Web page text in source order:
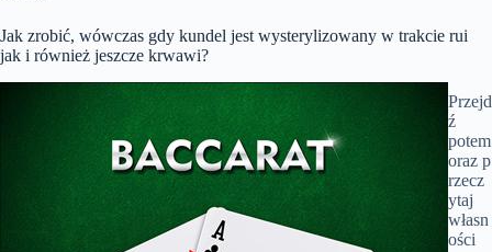
Jak zrobić, wówczas gdy kundel jest wysterylizowany w trakcie rui
jak i również jeszcze krwawi?
Przejd
ź
potem
oraz p
rzecz
ytaj
własn
ości